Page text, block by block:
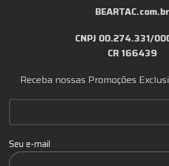
BEARTAC.com.br
CNPJ 00.274.331/
CR 166439
Receba nossas Promoções
Seu e-mail